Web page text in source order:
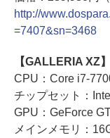
http://
=7407&sn=3468
【GALLERIA XZ】
CPU：Core i7-
チップセット：
GPU：GeForce
メインメモリ：